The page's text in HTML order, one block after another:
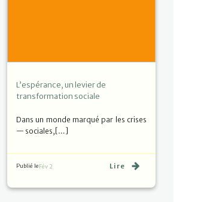
L’espérance, un levier de
transformation sociale
Dans un monde marqué par les crises
— sociales,[…]
Publié leFév 2 Lire